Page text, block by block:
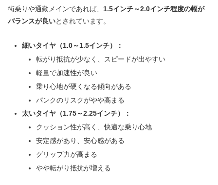
街乗りや通勤メインであれば、 1.5インチ～2.0インチ程度の幅が
バランスが良いとされています。
細いタイヤ（1.0～1.5インチ）：
転がり抵抗が少なく、スピードが出やすい
軽量で加速性が良い
乗り心地が硬くなる傾向がある
パンクのリスクがやや高まる
太いタイヤ（1.75～2.25インチ）：
クッション性が高く、快適な乗り心地
安定感があり、安心感がある
グリップ力が高まる
やや転がり抵抗が増える